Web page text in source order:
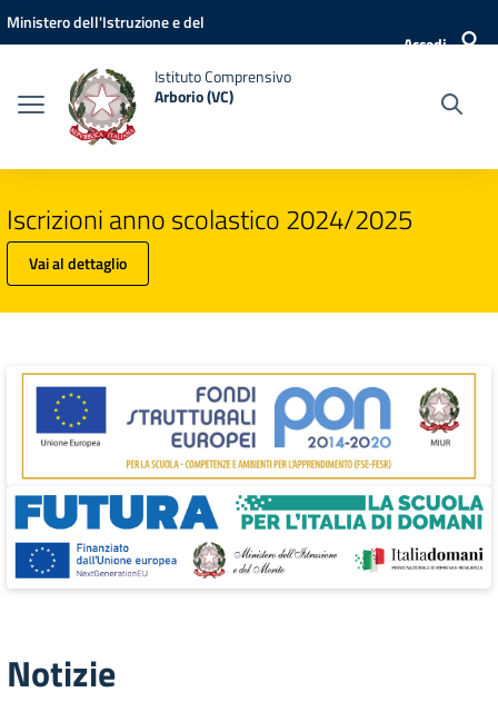
Vai ai contenuti
Vai al menu di navigazione
Vai al footer
Ministero dell'Istruzione e del
Accedi
Istituto Comprensivo
Arborio (VC)
Iscrizioni anno scolastico 2024/2025
Vai al dettaglio
Notizie